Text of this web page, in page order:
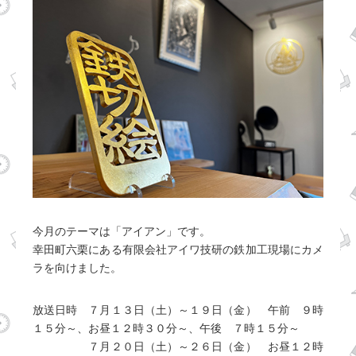
今月のテーマは「アイアン」です。
幸田町六栗にある有限会社アイワ技研の鉄加工現場にカメ
ラを向けました。
放送日時 ７月１３日（土）～１９日（金） 午前 ９時
１５分～、お昼１２時３０分～、午後 ７時１５分～
７月２０日（土）～２６日（金） お昼１２時